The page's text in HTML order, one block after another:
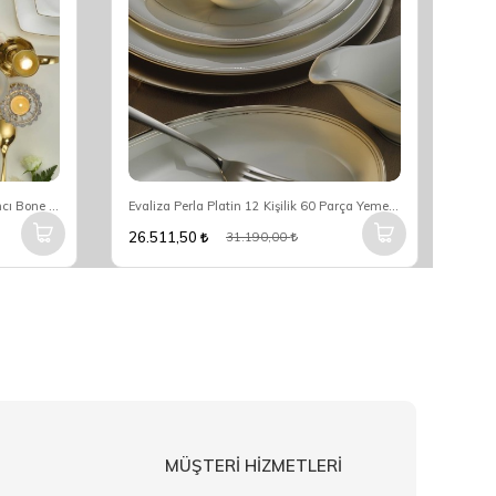
Kütahya Porselen INBNMR53YT20 Incı Bone Mare 12 Kişilik 53 Parça Kare Altın Yemek Takımı Evaliza Perla Platin 12 Kişilik 60 Parça Yemek Takımı (20516)
26.511,50 31.190,00
MÜŞTERİ HİZMETLERİ